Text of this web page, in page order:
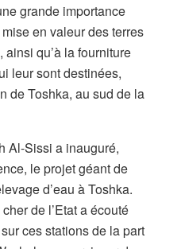
grande importance
en valeur des terres
qu’à la fourniture
leur sont destinées,
de Toshka, au sud de la
Al-Sissi a inauguré,
le projet géant de
d’eau à Toshka.
de l’Etat a écouté
ces stations de la part